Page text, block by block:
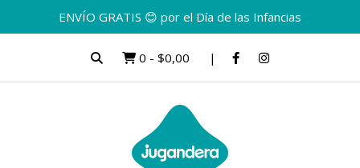
ENVÍO GRATIS 😊 por el Día de las Infancias
0 - $0,00